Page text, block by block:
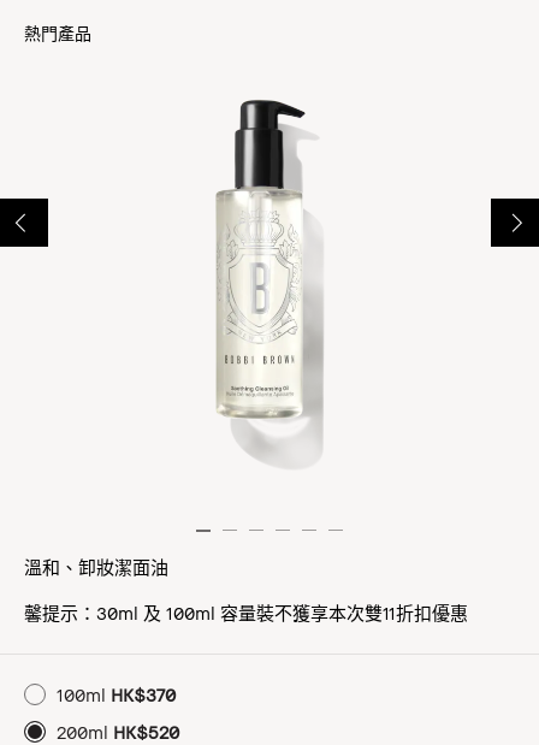
熱門產品
溫和、卸妝潔面油
馨提示：30ml 及 100ml 容量裝不獲享本次雙11折扣優惠
100ml HK$370
200ml HK$520